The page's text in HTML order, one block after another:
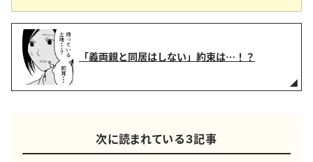
「義両親と同居はしない」約束は…！？
次に読まれている３記事